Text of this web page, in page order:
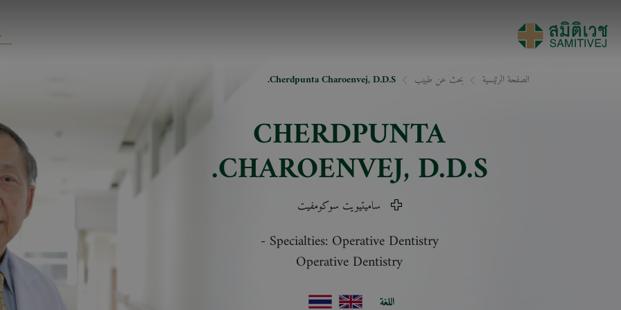
الصفحة الرئيسية بحث عن طبيب Cherdpunta Charoenvej, D.D.S.
CHERDPUNTA
CHAROENVEJ, D.D.S.
ساميتيويت سوكومفيت
Specialties: Operative Dentistry
-
Operative Dentistry
اللغة